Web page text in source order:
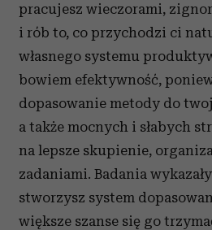
pracujesz wieczorami,
i rób to, co przychodzi ci
własnego systemu
bowiem efektywność,
dopasowanie metody do
a także mocnych i słabych
na lepsze skupienie,
zadaniami. Badania
stworzysz system
większe szanse się go